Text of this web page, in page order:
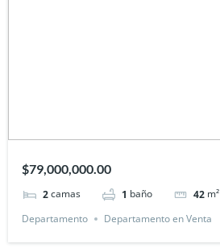
$79,000,000.00
2camas 1 baño 42 m²
Departamento
Departamento en Venta